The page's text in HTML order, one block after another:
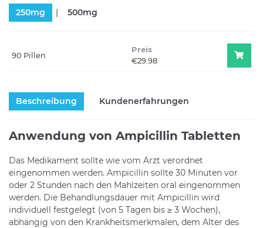
250mg
500mg
90 Pillen
Preis
€29.98
Beschreibung Kundenerfahrungen
Anwendung von Ampicillin Tabletten
Das Medikament sollte wie vom Arzt verordnet
eingenommen werden. Ampicillin sollte 30 Minuten vor
oder 2 Stunden nach den Mahlzeiten oral eingenommen
werden. Die Behandlungsdauer mit Ampicillin wird
individuell festgelegt (von 5 Tagen bis ≥ 3 Wochen),
abhängig von den Krankheitsmerkmalen, dem Alter des